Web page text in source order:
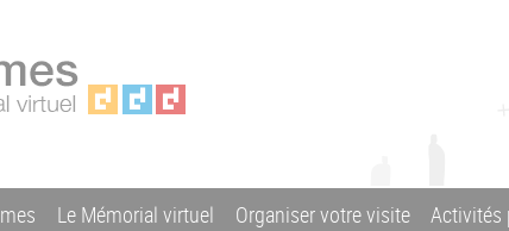
Le Mémorial virtuel Organiser votre visite Activités